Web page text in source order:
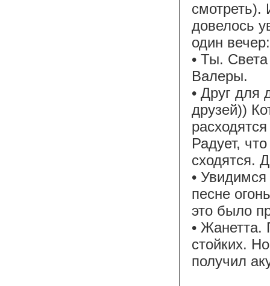
смотреть).
довелось
один
• Ты.
Валеры.
• Друг для
друзей))
Радует,
сходятся.
•
песне
это было
• Жанетта.
стойких.
получил